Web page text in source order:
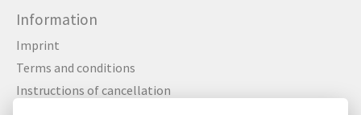
Information
Imprint
Terms and conditions
Instructions of cancellation